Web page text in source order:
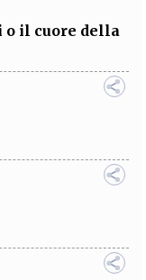
il cuore della